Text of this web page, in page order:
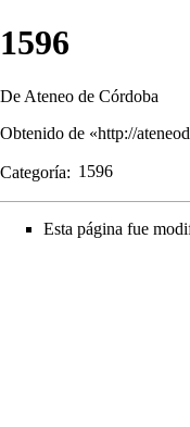
1596
De Ateneo de Córdoba
Obtenido de «http://
Categoría: 1596
Esta página fue